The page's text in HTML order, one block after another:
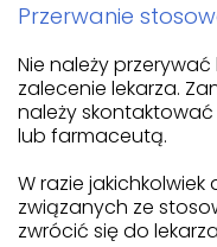
Przerwanie
Nie należy
zalecenie lekarza.
należy
lub farmaceutą.
W razie
związanych ze
zwrócić się do